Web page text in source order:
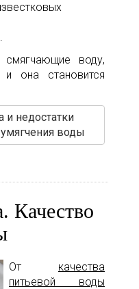
воду,
и она становится
и недостатки
воды
Качество
От качества
питьевой воды